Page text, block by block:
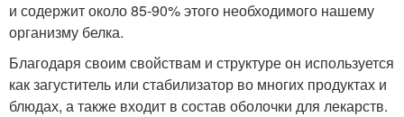
и содержит около 85-90% этого необходимого нашему
организму белка.
Благодаря своим свойствам и структуре он используется
как загуститель или стабилизатор во многих продуктах и
блюдах, а также входит в состав оболочки для лекарств.